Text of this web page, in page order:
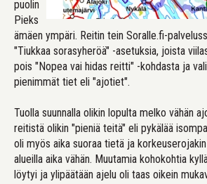
puolin
Pieks
ämäen ympäri. Reitin tein Soralle.fi-
"Tiukkaa sorasyheröä" -asetuksia, joista
pois "Nopea vai hidas reitti" -kohdasta ja
pienimmät tiet eli "ajotiet".
Tuolla suunnalla olikin lopulta melko vähän
reitistä olikin "pieniä teitä" eli pykälää
oli myös aika suoraa tietä ja
alueilla aika vähän. Muutamia kohokohtia
löytyi ja ylipäätään ajelu oli taas oikein